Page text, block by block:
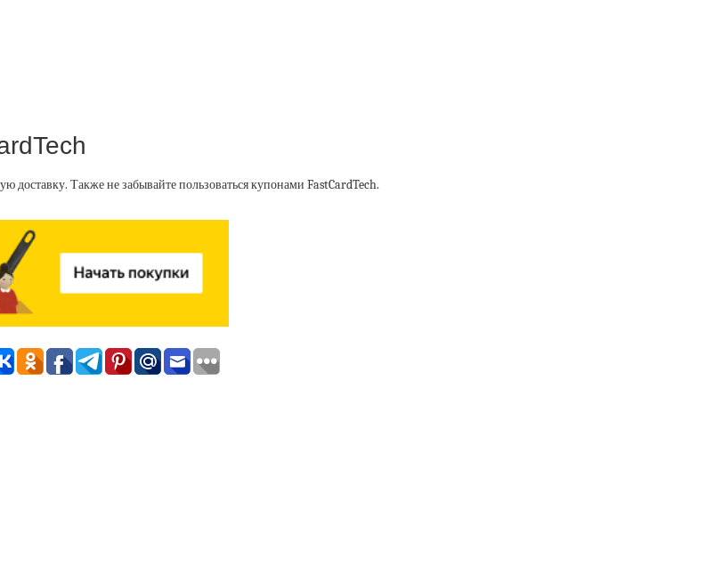
доставку. Также не забывайте пользоваться купонами FastCardTech.